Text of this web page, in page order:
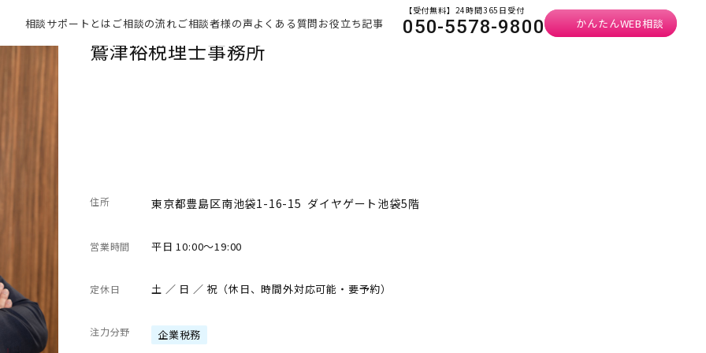
相談サポートとは ご相談の流れご相談者様の声よくある質問お役立ち記事
【受付無料】24時間365日受付
050-5578-9800 かんたんWEB相談
鷲津裕税理士事務所
住所 東京都豊島区南池袋1-16-15 ダイヤゲート池袋5階
営業時間 平日 10:00～19:00
定休日 土 ／ 日 ／ 祝（休日、時間外対応可能・要予約）
注力分野 企業税務